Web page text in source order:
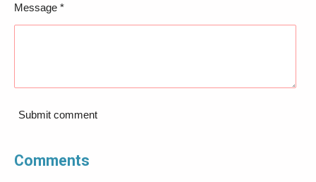
Message *
Submit comment
Comments